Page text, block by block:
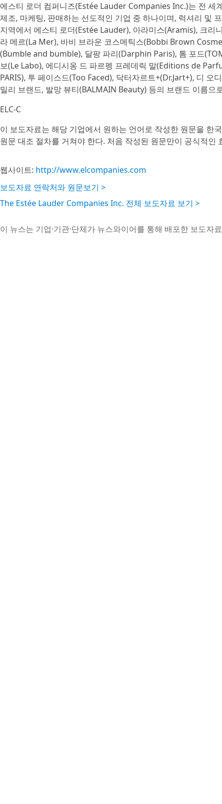
에스티 로더 컴퍼니즈(Estée Lauder Companies Inc.)는 전 세
제조, 마케팅, 판매하는 선도적인 기업 중 하나이며, 럭셔리 및
지역에서 에스티 로더(Estée Lauder), 아라미스(Aramis), 크리
라 메르(La Mer), 바비 브라운 코스메틱스(Bobbi Brown
(Bumble and bumble), 달팡 파리(Darphin Paris), 톰 포드
보(Le Labo), 에디시옹 드 파르펭 프레데릭 말(Editions de
PARIS), 투 페이스드(Too Faced), 닥터자르트+(Dr.Jart+), 디
밀리 브랜드, 발망 뷰티(BALMAIN Beauty) 등의 브랜드 이름으
ELC-C
이 보도자료는 해당 기업에서 원하는 언어로 작성한 원문을 한
원문 대조 절차를 거쳐야 한다. 처음 작성된 원문만이 공식적
웹사이트: http://www.elcompanies.com
보도자료 연락처와 원문보기 >
The Estée Lauder Companies Inc. 전체 보도자료 보기 >
이 뉴스는 기업·기관·단체가 뉴스와이어를 통해 배포한 보도자